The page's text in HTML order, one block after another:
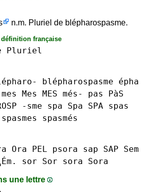
n.m. Pluriel de blépharospasme.
française
Pluriel
blépharospasme
épha
mes Mes MES més-
pas PàS
-sme spa Spa SPA spas
spasmes spasmés
Ora PEL psora sap SAP
Sem
sor Sor sora Sora
une lettre